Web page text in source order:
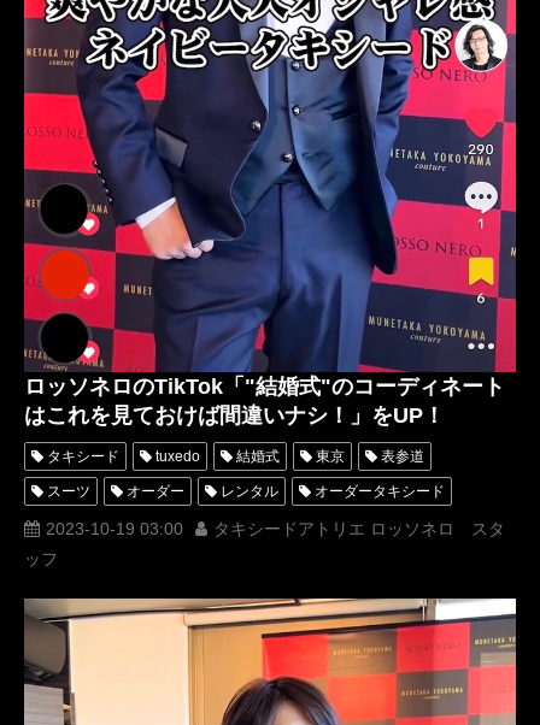
ロッソネロのTikTok「"結婚式"のコーディネート
はこれを見ておけば間違いナシ！」をUP！
タキシード tuxedo 結婚式 東京 表参道
スーツ オーダー レンタル オーダータキシード
レンタルタキシード ロッソネロ 蝶ネクタイ 人気
横山宗生
名古屋 オーダータキシード東京 オーダータキシード名古屋
新郎衣装 レンタルタキシード東京
レンタルタキシード名古屋 横浜
タキシードオーダー東京 タキシードレンタル東京
2023-10-19 03:00
タキシードアトリエ ロッソネロ スタ
ッフ